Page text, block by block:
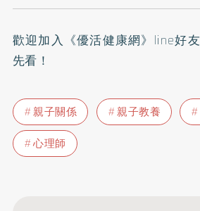
歡迎加入 《優活健康網》line好友
先看！
親子關係 親子教養
心理師